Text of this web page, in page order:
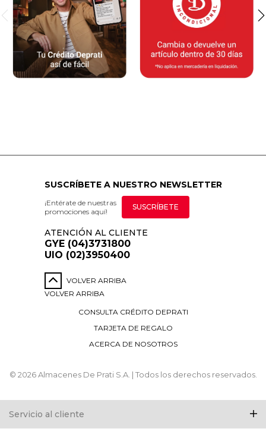
SUSCRÍBETE A NUESTRO NEWSLETTER
¡Entérate de nuestras
promociones aquí!
SUSCRÍBETE
ATENCIÓN AL CLIENTE
GYE (04)3731800
UIO (02)3950400
VOLVER ARRIBA
VOLVER ARRIBA
Servicio al cliente
CONSULTA CRÉDITO DEPRATI
TARJETA DE REGALO
ACERCA DE NOSOTROS
© 2026 Almacenes De Prati S.A. | Todos los derechos reservados.